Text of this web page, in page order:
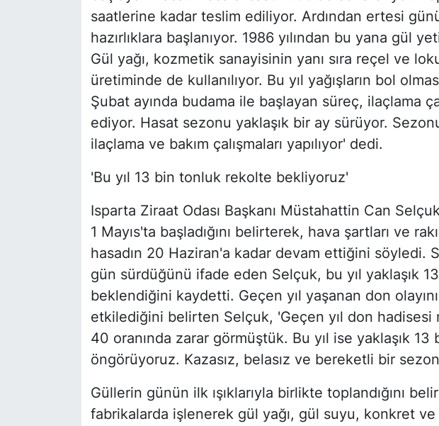
saatlerine kadar teslim ediliyor. Ardından ertesi
hazırlıklara başlanıyor. 1986 yılından bu yana gül
Gül yağı, kozmetik sanayisinin yanı sıra reçel ve
üretiminde de kullanılıyor. Bu yıl yağışların bol
Şubat ayında budama ile başlayan süreç, ilaçlama
ediyor. Hasat sezonu yaklaşık bir ay sürüyor.
ilaçlama ve bakım çalışmaları yapılıyor' dedi.
'Bu yıl 13 bin tonluk rekolte bekliyoruz'
Isparta Ziraat Odası Başkanı Müstahattin Can
1 Mayıs'ta başladığını belirterek, hava şartları ve
hasadın 20 Haziran'a kadar devam ettiğini söyledi.
gün sürdüğünü ifade eden Selçuk, bu yıl yaklaşık
beklendiğini kaydetti. Geçen yıl yaşanan don
etkilediğini belirten Selçuk, 'Geçen yıl don
40 oranında zarar görmüştük. Bu yıl ise yaklaşık
öngörüyoruz. Kazasız, belasız ve bereketli bir
Güllerin günün ilk ışıklarıyla birlikte toplandığını
fabrikalarda işlenerek gül yağı, gül suyu, konkret